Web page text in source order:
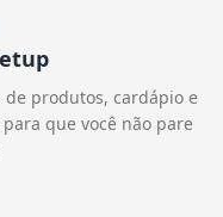
produtos, cardápio e
que você não pare